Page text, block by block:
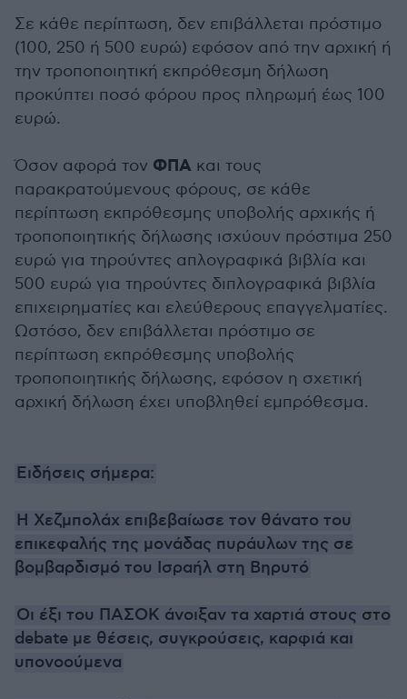
Σε κάθε περίπτωση, δεν επιβάλλεται πρόστιμο
(100, 250 ή 500 ευρώ) εφόσον από την αρχική ή
την τροποποιητική εκπρόθεσμη δήλωση
προκύπτει ποσό φόρου προς πληρωμή έως 100
ευρώ.
Όσον αφορά τον ΦΠΑ και τους
παρακρατούμενους φόρους, σε κάθε
περίπτωση εκπρόθεσμης υποβολής αρχικής ή
τροποποιητικής δήλωσης ισχύουν πρόστιμα 250
ευρώ για τηρούντες απλογραφικά βιβλία και
500 ευρώ για τηρούντες διπλογραφικά βιβλία
επιχειρηματίες και ελεύθερους επαγγελματίες.
Ωστόσο, δεν επιβάλλεται πρόστιμο σε
περίπτωση εκπρόθεσμης υποβολής
τροποποιητικής δήλωσης, εφόσον η σχετική
αρχική δήλωση έχει υποβληθεί εμπρόθεσμα.
Ειδήσεις σήμερα:
Η Χεζμπολάx επιβεβαίωσε τον θάνατο του
επικεφαλής της μονάδας πυράυλων της σε
βομβαρδισμό του Ισραήλ στη Βηρυτό
Οι έξι του ΠΑΣΟΚ άνοιξαν τα χαρτιά στους στο
debate με θέσεις, συγκρούσεις, καρφιά και
υπονοούμενα